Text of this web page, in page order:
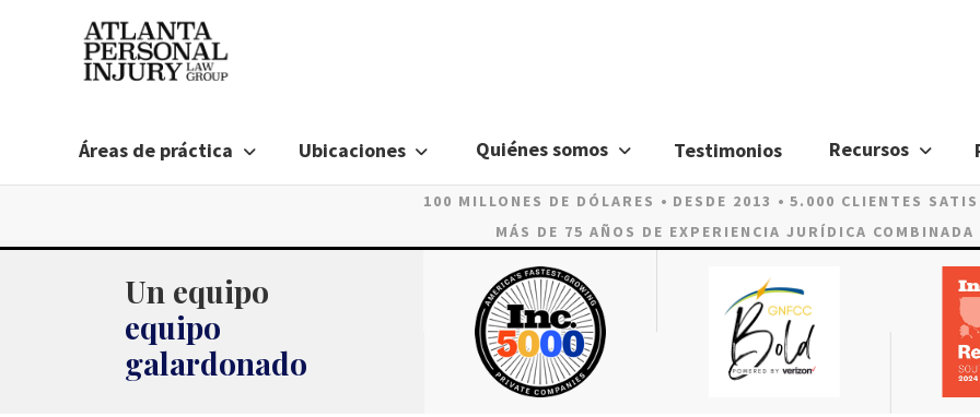
Áreas de práctica Ubicaciones Quiénes somos Testimonios Recursos
100 MILLONES DE DÓLARES DESDE 2013
5.000 CLIENTES
MÁS DE 75 AÑOS DE EXPERIENCIA JURÍDICA COMBINADA
Un equipo
equipo
galardonado